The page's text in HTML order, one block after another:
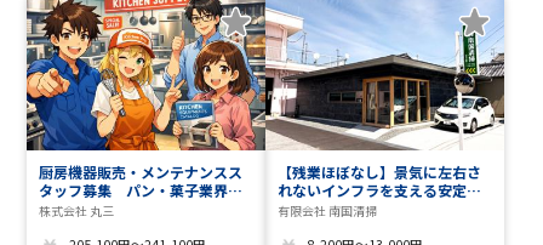
厨房機器販売・メンテナンスス
タッフ募集 パン・菓子業界の
リーディングカンパニーとして
株式会社 丸三
【残業ほぼなし】景気に左右さ
れないインフラを支える安定ワ
ーク！未経験から月収21万円以
有限会社 南国清掃